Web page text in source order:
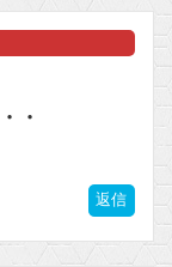
・
返信